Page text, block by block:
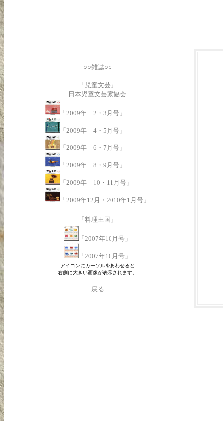
○○雑誌○○
「児童文芸」
日本児童文芸家協会
「2009年 2・3月号」
「2009年 4・5月号」
「2009年 6・7月号」
「2009年 8・9月号」
「2009年 10・11月号」
「2009年12月・2010年1月号」
「料理王国」
「2007年10月号」
「2007年10月号」
アイコンにカーソルをあわせると
右側に大きい画像が表示されます。
戻る